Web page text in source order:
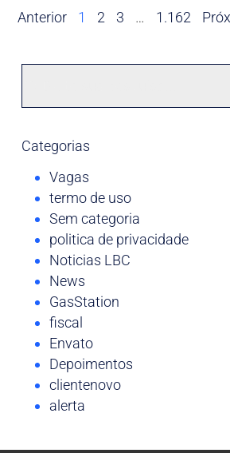
Anterior 1 2 3 … 1.162
Categorias
Vagas
termo de uso
Sem categoria
politica de privacidade
Noticias LBC
News
GasStation
fiscal
Envato
Depoimentos
clientenovo
alerta